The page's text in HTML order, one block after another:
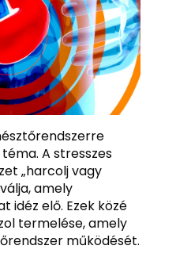
A stresszes
„harcolj vagy
amely
idéz elő. Ezek közé
termelése, amely
működését.